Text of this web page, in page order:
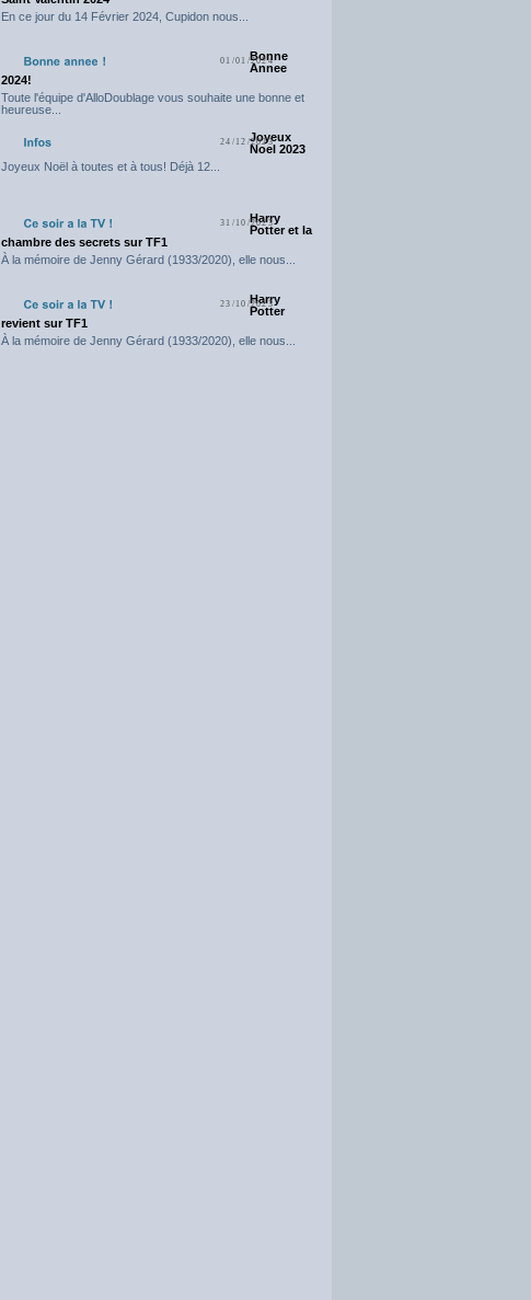
En ce jour du 14 Février 2024, Cupidon nous...
01/01/2024
Bonne
Annee
2024!
Toute l'équipe d'AlloDoublage vous souhaite une bonne et
heureuse...
24/12/2023
Joyeux
Noel 2023
Joyeux Noël à toutes et à tous! Déjà 12...
31/10/2023
Harry
Potter et la
chambre des secrets sur TF1
À la mémoire de Jenny Gérard (1933/2020), elle nous...
23/10/2023
Harry
Potter
revient sur TF1
À la mémoire de Jenny Gérard (1933/2020), elle nous...